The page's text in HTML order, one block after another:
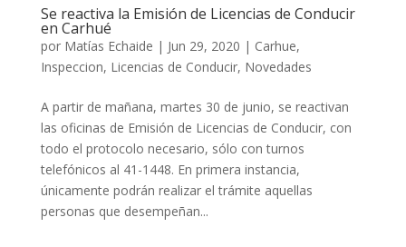
Se reactiva la Emisión de Licencias de Conducir
en Carhué
por Matías Echaide | Jun 29, 2020 | Carhue,
Inspeccion, Licencias de Conducir, Novedades
A partir de mañana, martes 30 de junio, se reactivan
las oficinas de Emisión de Licencias de Conducir, con
todo el protocolo necesario, sólo con turnos
telefónicos al 41-1448. En primera instancia,
únicamente podrán realizar el trámite aquellas
personas que desempeñan...